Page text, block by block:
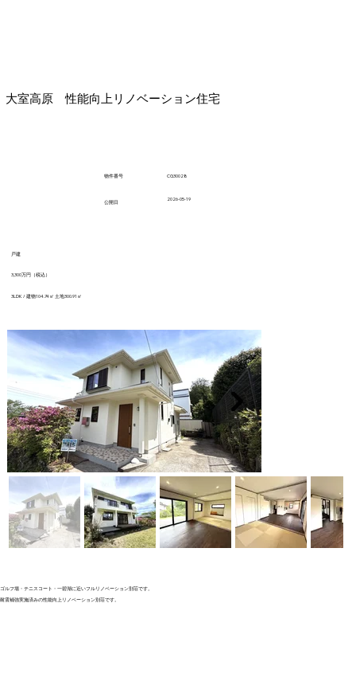
大室高原 性能向上リノベーション住宅
​物件番号 CG30028
戸建
3,300万円（税込）
3LDK / 建物104.74㎡ 土地300.91㎡
​公開日
2026-05-19
ゴルフ場・テニスコート・一碧湖に近いフルリノベーション別荘です。
耐震補強実施済みの性能向上リノベーション別荘です。